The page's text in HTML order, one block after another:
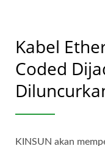
Kabel
Coded
KINSUN akan